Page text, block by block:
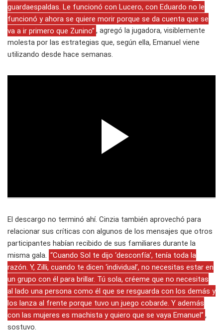
guardaespaldas. Le funcionó con Lucero, con Eduardo no le
funcionó y ahora se quiere morir porque se da cuenta que se
va a ir primero que Zunino” , agregó la jugadora, visiblemente
molesta por las estrategias que, según ella, Emanuel viene
utilizando desde hace semanas.
El descargo no terminó ahí. Cinzia también aprovechó para
relacionar sus críticas con algunos de los mensajes que otros
participantes habían recibido de sus familiares durante la
misma gala.
“Cuando Sol te dijo ‘desconfía’, tenía toda la
razón. Y, Zilli, cuando te dicen ‘individual’, no necesitas estar en
un grupo con él para brillar. Tú sola, créeme que no necesitas
al lado una persona como él que se resguarda con los demás y
los lanza al frente porque tuvo un juego cobarde. Y además
con las mujeres es machista y quiero que se vaya Emanuel” ,
sostuvo.